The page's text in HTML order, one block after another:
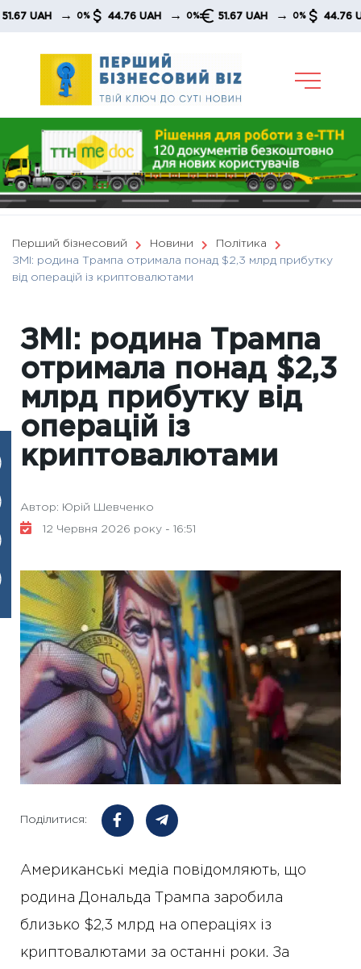
Skip
→ 0% 44.76 UAH → 0% 51.67 UAH → 0% 44.76 UAH
Перший бізнесовий Новини
Політика
ЗМІ: родина Трампа отримала понад $2,3 млрд прибутку
від операцій із криптовалютами
ЗМІ: родина Трампа
отримала понад $2,3
млрд прибутку від
операцій із
криптовалютами
Автор: Юрій Шевченко
12 Червня 2026 року - 16:51
Поділитися:
Американські медіа повідомляють, що
родина Дональда Трампа заробила
близько $2,3 млрд на операціях із
криптовалютами за останні роки. За